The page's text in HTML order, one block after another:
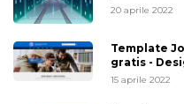
20 aprile 2022
Template
gratis -
15 aprile 2022